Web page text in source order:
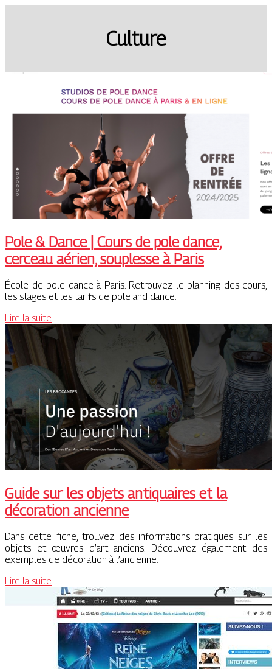
Culture
Pole & Dance | Cours de pole dance,
cerceau aérien, souplesse à Paris
École de pole dance à Paris. Retrouvez le planning des cours,
les stages et les tarifs de pole and dance.
Lire la suite
Guide sur les objets antiquaires et la
décoration ancienne
Dans cette fiche, trouvez des informations pratiques sur les
objets et œuvres d’art anciens. Découvrez également des
exemples de décoration à l’ancienne.
Lire la suite